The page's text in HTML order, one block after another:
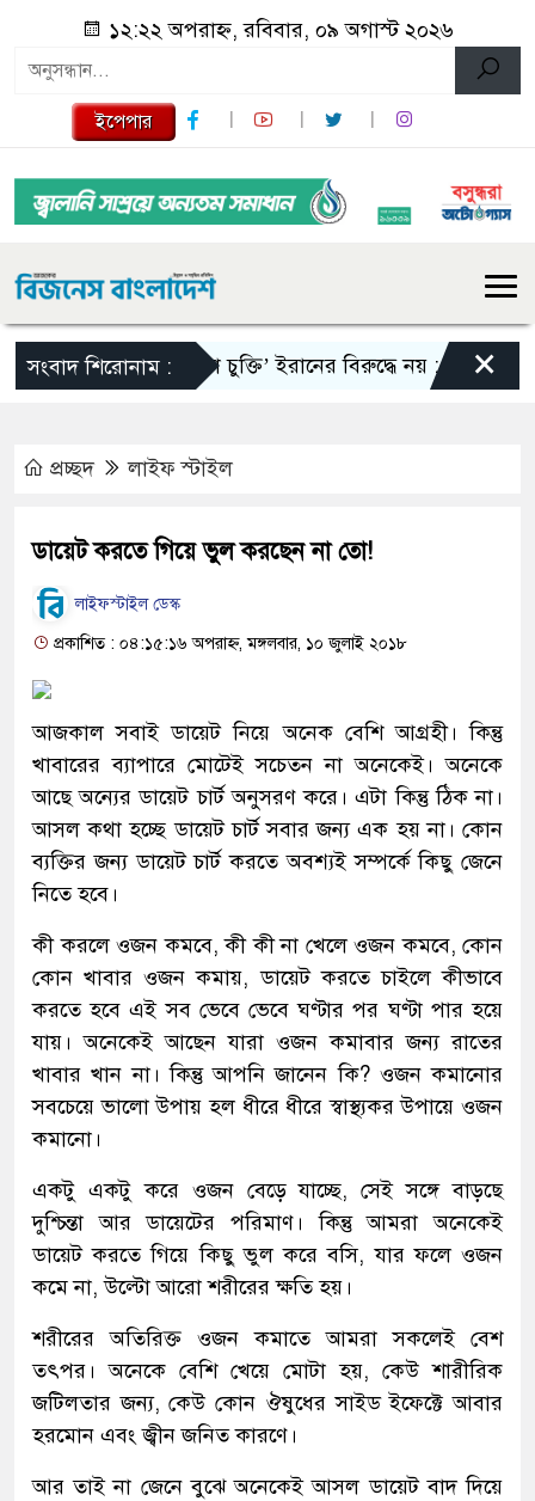
১২:২২ অপরাহ্ন, রবিবার, ০৯ অগাস্ট ২০২৬
ইপেপার
সংবাদ শিরোনাম :‘মক্কা চুক্তি’ ইরানের বিরুদ্ধে নয় : তুরস্ক ×
প্রচ্ছদ লাইফ স্টাইল
ডায়েট করতে গিয়ে ভুল করছেন না তো!
লাইফস্টাইল ডেস্ক
প্রকাশিত : ০৪:১৫:১৬ অপরাহ্ন, মঙ্গলবার, ১০ জুলাই ২০১৮
আজকাল সবাই ডায়েট নিয়ে অনেক বেশি আগ্রহী। কিন্তু
খাবারের ব্যাপারে মোটেই সচেতন না অনেকেই। অনেকে
আছে অন্যের ডায়েট চার্ট অনুসরণ করে। এটা কিন্তু ঠিক না।
আসল কথা হচ্ছে ডায়েট চার্ট সবার জন্য এক হয় না। কোন
ব্যক্তির জন্য ডায়েট চার্ট করতে অবশ্যই সম্পর্কে কিছু জেনে
নিতে হবে।
কী করলে ওজন কমবে, কী কী না খেলে ওজন কমবে, কোন
কোন খাবার ওজন কমায়, ডায়েট করতে চাইলে কীভাবে
করতে হবে এই সব ভেবে ভেবে ঘণ্টার পর ঘণ্টা পার হয়ে
যায়। অনেকেই আছেন যারা ওজন কমাবার জন্য রাতের
খাবার খান না। কিন্তু আপনি জানেন কি? ওজন কমানোর
সবচেয়ে ভালো উপায় হল ধীরে ধীরে স্বাস্থ্যকর উপায়ে ওজন
কমানো।
একটু একটু করে ওজন বেড়ে যাচ্ছে, সেই সঙ্গে বাড়ছে
দুশ্চিন্তা আর ডায়েটের পরিমাণ। কিন্তু আমরা অনেকেই
ডায়েট করতে গিয়ে কিছু ভুল করে বসি, যার ফলে ওজন
কমে না, উল্টো আরো শরীরের ক্ষতি হয়।
শরীরের অতিরিক্ত ওজন কমাতে আমরা সকলেই বেশ
তৎপর। অনেকে বেশি খেয়ে মোটা হয়, কেউ শারীরিক
জটিলতার জন্য, কেউ কোন ঔষুধের সাইড ইফেক্টে আবার
হরমোন এবং জ্বীন জনিত কারণে।
আর তাই না জেনে বুঝে অনেকেই আসল ডায়েট বাদ দিয়ে